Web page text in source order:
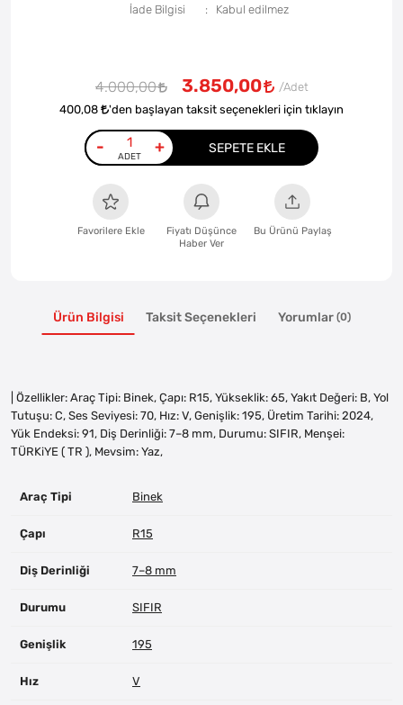
İade Bilgisi
4.000,00 3.850,00
400,08 'den başlayan taksit seçenekleri için tıklayın
- + SEPETE EKLE
Favorilere Ekle
Fiyatı Düşünce
Haber Ver
Bu Ürünü Paylaş
Ürün Bilgisi Taksit Seçenekleri Yorumlar (0)
| Özellikler: Araç Tipi: Binek, Çapı: R15, Yükseklik: 65, Yakıt Değeri: B, Yol
Tutuşu: C, Ses Seviyesi: 70, Hız: V, Genişlik: 195, Üretim Tarihi: 2024,
Yük Endeksi: 91, Diş Derinliği: 7–8 mm, Durumu: SIFIR, Menşei:
TÜRKiYE ( TR ), Mevsim: Yaz,
Araç Tipi Binek
Çapı R15
Diş Derinliği 7–8 mm
Durumu SIFIR
Genişlik 195
Hız V